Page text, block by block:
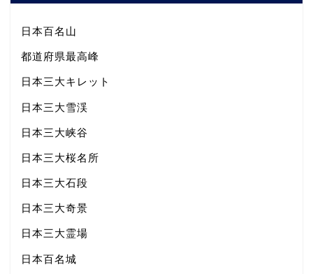
日本百名山
都道府県最高峰
日本三大キレット
日本三大雪渓
日本三大峡谷
日本三大桜名所
日本三大石段
日本三大奇景
日本三大霊場
日本百名城